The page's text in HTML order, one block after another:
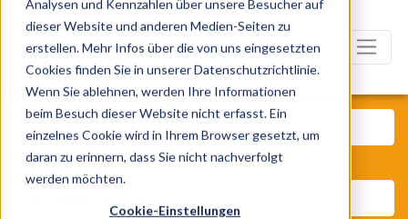
Analysen und Kennzahlen über unsere Besucher auf
dieser Website und anderen Medien-Seiten zu
erstellen. Mehr Infos über die von uns eingesetzten
Cookies finden Sie in unserer Datenschutzrichtlinie.
Wenn Sie ablehnen, werden Ihre Informationen
beim Besuch dieser Website nicht erfasst. Ein
einzelnes Cookie wird in Ihrem Browser gesetzt, um
daran zu erinnern, dass Sie nicht nachverfolgt
werden möchten.
Cookie-Einstellungen
Was? Künstler, Zelte, Bands,